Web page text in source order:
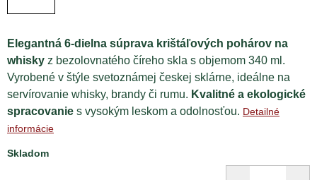
Elegantná 6-dielna súprava krištáľových pohárov na
whisky z bezolovnatého číreho skla s objemom 340 ml.
Vyrobené v štýle svetoznámej českej sklárne, ideálne na
servírovanie whisky, brandy či rumu. Kvalitné a ekologické
spracovanie s vysokým leskom a odolnosťou. Detailné
informácie
Skladom